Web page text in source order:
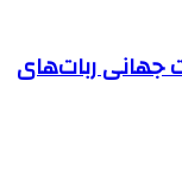
جهانی ربات‌های